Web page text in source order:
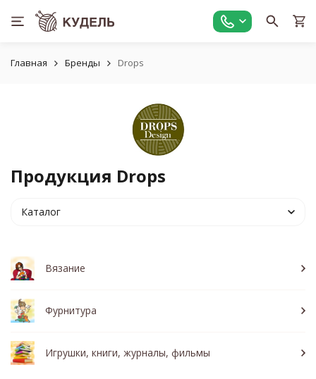
Главная Бренды Drops
Продукция Drops
Каталог
Вязание
Фурнитура
Игрушки, книги, журналы, фильмы